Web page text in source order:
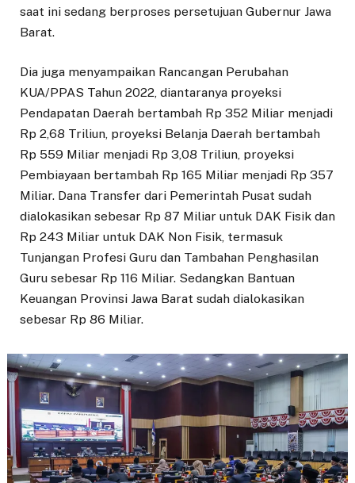
saat ini sedang berproses persetujuan Gubernur Jawa
Barat.
Dia juga menyampaikan Rancangan Perubahan
KUA/PPAS Tahun 2022, diantaranya proyeksi
Pendapatan Daerah bertambah Rp 352 Miliar menjadi
Rp 2,68 Triliun, proyeksi Belanja Daerah bertambah
Rp 559 Miliar menjadi Rp 3,08 Triliun, proyeksi
Pembiayaan bertambah Rp 165 Miliar menjadi Rp 357
Miliar. Dana Transfer dari Pemerintah Pusat sudah
dialokasikan sebesar Rp 87 Miliar untuk DAK Fisik dan
Rp 243 Miliar untuk DAK Non Fisik, termasuk
Tunjangan Profesi Guru dan Tambahan Penghasilan
Guru sebesar Rp 116 Miliar. Sedangkan Bantuan
Keuangan Provinsi Jawa Barat sudah dialokasikan
sebesar Rp 86 Miliar.